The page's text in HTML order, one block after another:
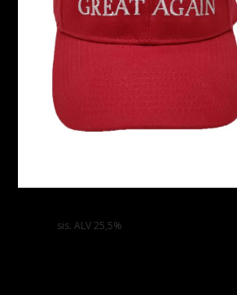
sis. ALV 25,5%